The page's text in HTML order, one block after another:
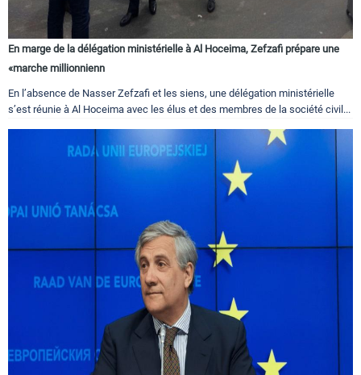
En marge de la délégation ministérielle à Al Hoceima, Zefzafi prépare une
«marche millionnienn
En l’absence de Nasser Zefzafi et les siens, une délégation ministérielle
s’est réunie à Al Hoceima avec les élus et des membres de la société civil...